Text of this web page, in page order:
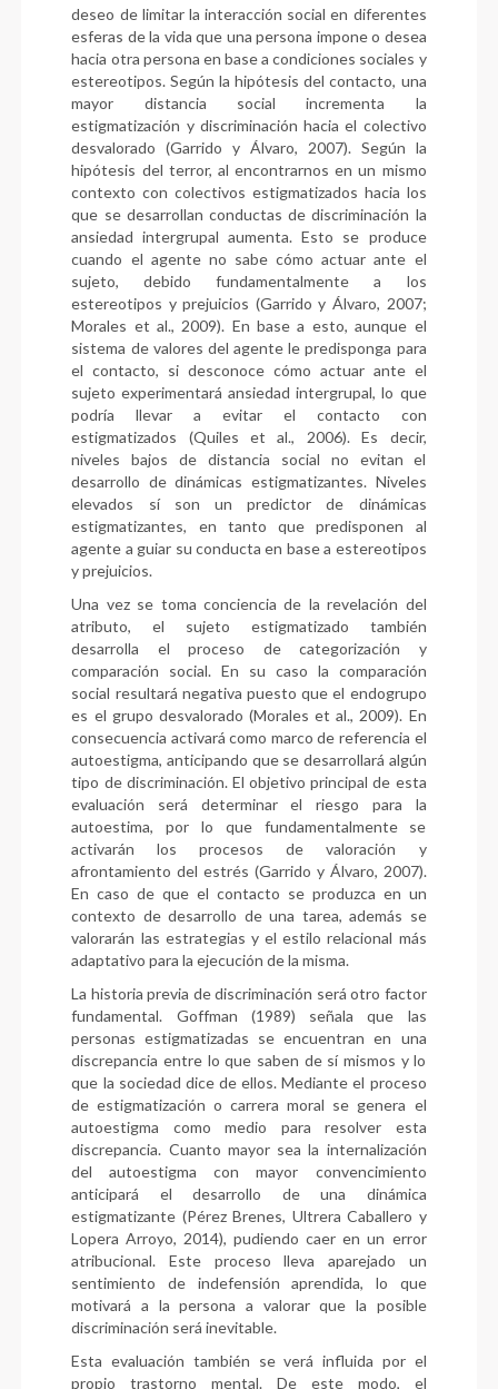
deseo de limitar la interacción social en diferentes
esferas de la vida que una persona impone o desea
hacia otra persona en base a condiciones sociales y
estereotipos. Según la hipótesis del contacto, una
mayor distancia social incrementa la
estigmatización y discriminación hacia el colectivo
desvalorado (Garrido y Álvaro, 2007). Según la
hipótesis del terror, al encontrarnos en un mismo
contexto con colectivos estigmatizados hacia los
que se desarrollan conductas de discriminación la
ansiedad intergrupal aumenta. Esto se produce
cuando el agente no sabe cómo actuar ante el
sujeto, debido fundamentalmente a los
estereotipos y prejuicios (Garrido y Álvaro, 2007;
Morales et al., 2009). En base a esto, aunque el
sistema de valores del agente le predisponga para
el contacto, si desconoce cómo actuar ante el
sujeto experimentará ansiedad intergrupal, lo que
podría llevar a evitar el contacto con
estigmatizados (Quiles et al., 2006). Es decir,
niveles bajos de distancia social no evitan el
desarrollo de dinámicas estigmatizantes. Niveles
elevados sí son un predictor de dinámicas
estigmatizantes, en tanto que predisponen al
agente a guiar su conducta en base a estereotipos
y prejuicios.
Una vez se toma conciencia de la revelación del
atributo, el sujeto estigmatizado también
desarrolla el proceso de categorización y
comparación social. En su caso la comparación
social resultará negativa puesto que el endogrupo
es el grupo desvalorado (Morales et al., 2009). En
consecuencia activará como marco de referencia el
autoestigma, anticipando que se desarrollará algún
tipo de discriminación. El objetivo principal de esta
evaluación será determinar el riesgo para la
autoestima, por lo que fundamentalmente se
activarán los procesos de valoración y
afrontamiento del estrés (Garrido y Álvaro, 2007).
En caso de que el contacto se produzca en un
contexto de desarrollo de una tarea, además se
valorarán las estrategias y el estilo relacional más
adaptativo para la ejecución de la misma.
La historia previa de discriminación será otro factor
fundamental. Goffman (1989) señala que las
personas estigmatizadas se encuentran en una
discrepancia entre lo que saben de sí mismos y lo
que la sociedad dice de ellos. Mediante el proceso
de estigmatización o carrera moral se genera el
autoestigma como medio para resolver esta
discrepancia. Cuanto mayor sea la internalización
del autoestigma con mayor convencimiento
anticipará el desarrollo de una dinámica
estigmatizante (Pérez Brenes, Ultrera Caballero y
Lopera Arroyo, 2014), pudiendo caer en un error
atribucional. Este proceso lleva aparejado un
sentimiento de indefensión aprendida, lo que
motivará a la persona a valorar que la posible
discriminación será inevitable.
Esta evaluación también se verá influida por el
propio trastorno mental. De este modo, el